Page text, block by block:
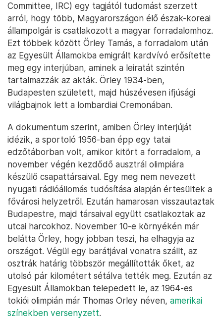
Committee, IRC) egy tagjától tudomást szerzett
arról, hogy több, Magyarországon élő észak-koreai
állampolgár is csatlakozott a magyar forradalomhoz.
Ezt többek között Örley Tamás, a forradalom után
az Egyesült Államokba emigrált kardvívó erősítette
meg egy interjúban, aminek a leiratát szintén
tartalmazzák az akták. Örley 1934-ben,
Budapesten született, majd húszévesen ifjúsági
világbajnok lett a lombardiai Cremonában.
A dokumentum szerint, amiben Örley interjúját
idézik, a sportoló 1956-ban épp egy tatai
edzőtáborban volt, amikor kitört a forradalom, a
november végén kezdődő ausztrál olimpiára
készülő csapattársaival. Egy meg nem nevezett
nyugati rádióállomás tudósítása alapján értesültek a
fővárosi helyzetről. Ezután hamarosan visszautaztak
Budapestre, majd társaival együtt csatlakoztak az
utcai harcokhoz. November 10-e környékén már
belátta Örley, hogy jobban teszi, ha elhagyja az
országot. Végül egy barátjával vonatra szállt, az
osztrák határig többször megállították őket, az
utolsó pár kilométert sétálva tették meg. Ezután az
Egyesült Államokban telepedett le, az 1964-es
tokiói olimpián már Thomas Orley néven, amerikai
színekben versenyzett.